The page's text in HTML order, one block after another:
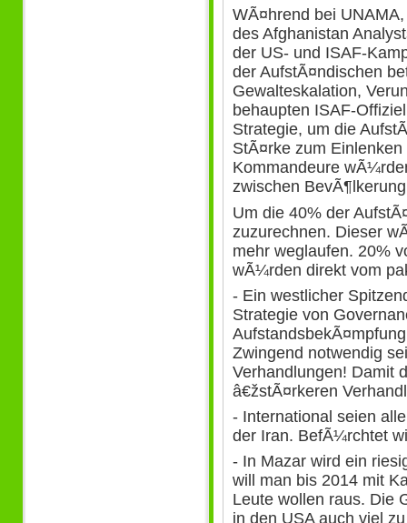
WÃ¤hrend bei
des Afghanistan
der US- und ISAF-
der AufstÃ¤ndischen
Gewalteskalation,
behaupten ISAF-
Strategie, um die
StÃ¤rke zum
Kommandeure
zwischen
Um die 40% der
zuzurechnen. Dieser
mehr weglaufen. 20%
wÃ¼rden direkt vom
- Ein westlicher
Strategie von
Zwingend notwendig
Verhandlungen! Damit
â€žstÃ¤rkeren
- International seien
der Iran. BefÃ¼rchtet
- In Mazar wird ein
will man bis 2014 mit
Leute wollen raus. Die
in den USA auch viel